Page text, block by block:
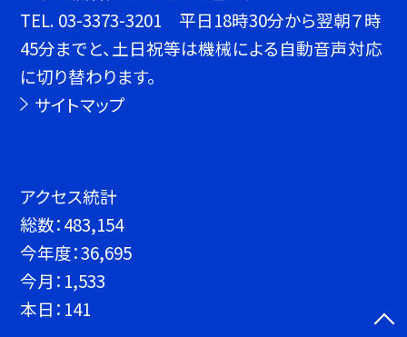
TEL. 03-3373-3201 平日18時30分から翌朝７時
45分までと、土日祝等は機械による自動音声対応
に切り替わります。
サイトマップ
アクセス統計
総数：483,154
今年度：36,695
今月： 1,533
本日： 141